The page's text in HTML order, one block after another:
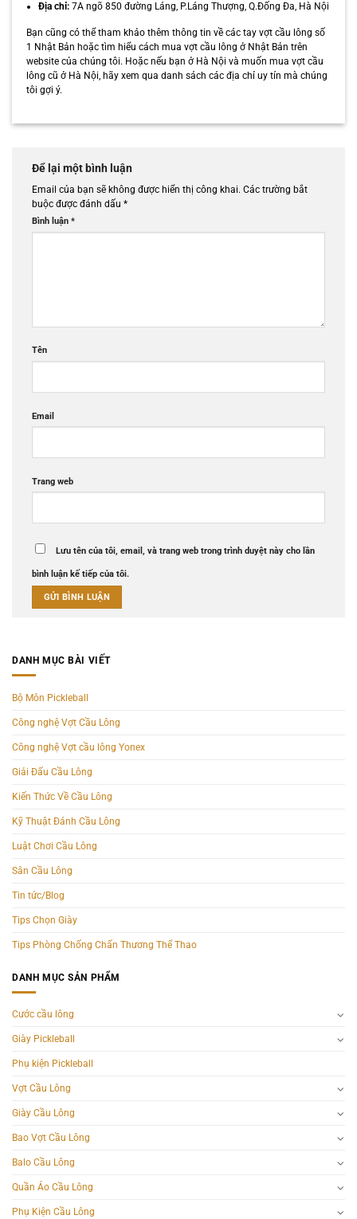
Địa chỉ:7A ngõ 850 đường Láng, P.Láng Thượng, Q.Đống Đa, Hà Nội
Bạn cũng có thể tham khảo thêm thông tin về các tay vợt cầu lông số
1 Nhật Bản hoặc tìm hiểu cách mua vợt cầu lông ở Nhật Bản trên
website của chúng tôi. Hoặc nếu bạn ở Hà Nội và muốn mua vợt cầu
lông cũ ở Hà Nội, hãy xem qua danh sách các địa chỉ uy tín mà chúng
tôi gợi ý.
Để lại một bình luận
Email của bạn sẽ không được hiển thị công khai. Các trường bắt
buộc được đánh dấu *
Bình luận *
Tên
Email
Trang web
Lưu tên của tôi, email, và trang web trong trình duyệt này cho lần
bình luận kế tiếp của tôi.
DANH MỤC BÀI VIẾT
Bộ Môn Pickleball
Công nghệ Vợt Cầu Lông
Công nghệ Vợt cầu lông Yonex
Giải Đấu Cầu Lông
Kiến Thức Về Cầu Lông
Kỹ Thuật Đánh Cầu Lông
Luật Chơi Cầu Lông
Sân Cầu Lông
Tin tức/Blog
Tips Chọn Giày
Tips Phòng Chống Chấn Thương Thể Thao
DANH MỤC SẢN PHẨM
Cước cầu lông
Giày Pickleball
Phụ kiện Pickleball
Vợt Cầu Lông
Giày Cầu Lông
Bao Vợt Cầu Lông
Balo Cầu Lông
Quần Áo Cầu Lông
Phụ Kiện Cầu Lông